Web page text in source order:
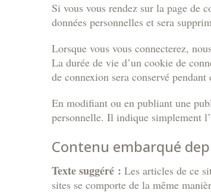
Si vous vous rendez sur la page de
données personnelles et sera
Lorsque vous vous connecterez,
La durée de vie d’un cookie de
de connexion sera conservé
En modifiant ou en publiant une
personnelle. Il indique simplement
Contenu embarqué
Texte suggéré : Les articles de ce
sites se comporte de la même